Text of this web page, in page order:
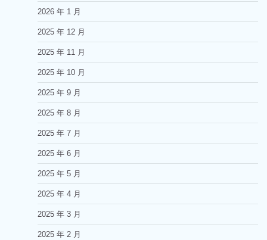
2026 年 1 月
2025 年 12 月
2025 年 11 月
2025 年 10 月
2025 年 9 月
2025 年 8 月
2025 年 7 月
2025 年 6 月
2025 年 5 月
2025 年 4 月
2025 年 3 月
2025 年 2 月